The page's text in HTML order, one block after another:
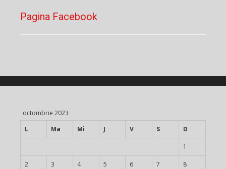
Pagina Facebook
octombrie 2023
L
Ma Mi J V S D
1
2 3 4 5 6 7 8